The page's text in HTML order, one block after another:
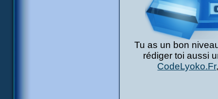
Tu as un bon
rédiger toi aussi
CodeLyoko.Fr